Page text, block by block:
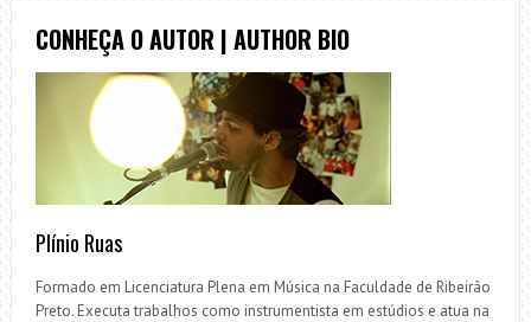
CONHEÇA O AUTOR | AUTHOR BIO
Plínio Ruas
Formado em Licenciatura Plena em Música na Faculdade de Ribeirão
Preto. Executa trabalhos como instrumentista em estúdios e atua na